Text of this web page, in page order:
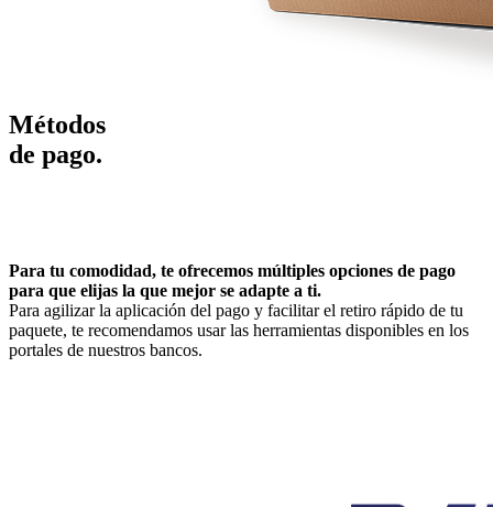
Métodos
de pago.
Para tu comodidad, te ofrecemos múltiples opciones de pago
para que elijas la que mejor se adapte a ti.
Para agilizar la aplicación del pago y facilitar el retiro rápido de tu
paquete, te recomendamos usar las herramientas disponibles en los
portales de nuestros bancos.